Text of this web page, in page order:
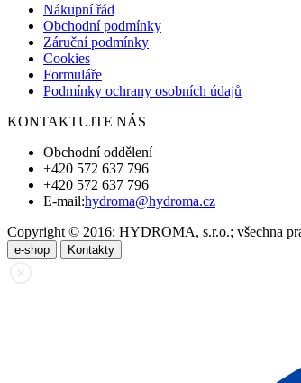
Nákupní řád
Obchodní podmínky
Záruční podmínky
Cookies
Formuláře
Podmínky ochrany osobních údajů
KONTAKTUJTE NÁS
Obchodní oddělení
+420 572 637 796
+420 572 637 796
E-mail:hydroma@hydroma.cz
Copyright © 2016; HYDROMA, s.r.o.; všechna
e-shop Kontakty